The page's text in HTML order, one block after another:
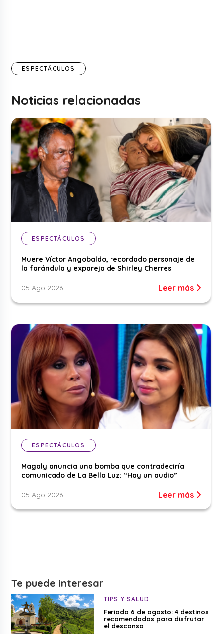
ESPECTÁCULOS
Noticias relacionadas
ESPECTÁCULOS
Muere Víctor Angobaldo, recordado personaje de
la farándula y expareja de Shirley Cherres
05 Ago 2026 Leer más
ESPECTÁCULOS
Magaly anuncia una bomba que contradeciría
comunicado de La Bella Luz: “Hay un audio”
05 Ago 2026 Leer más
Te puede interesar
TIPS Y SALUD
Feriado 6 de agosto: 4 destinos
recomendados para disfrutar
el descanso